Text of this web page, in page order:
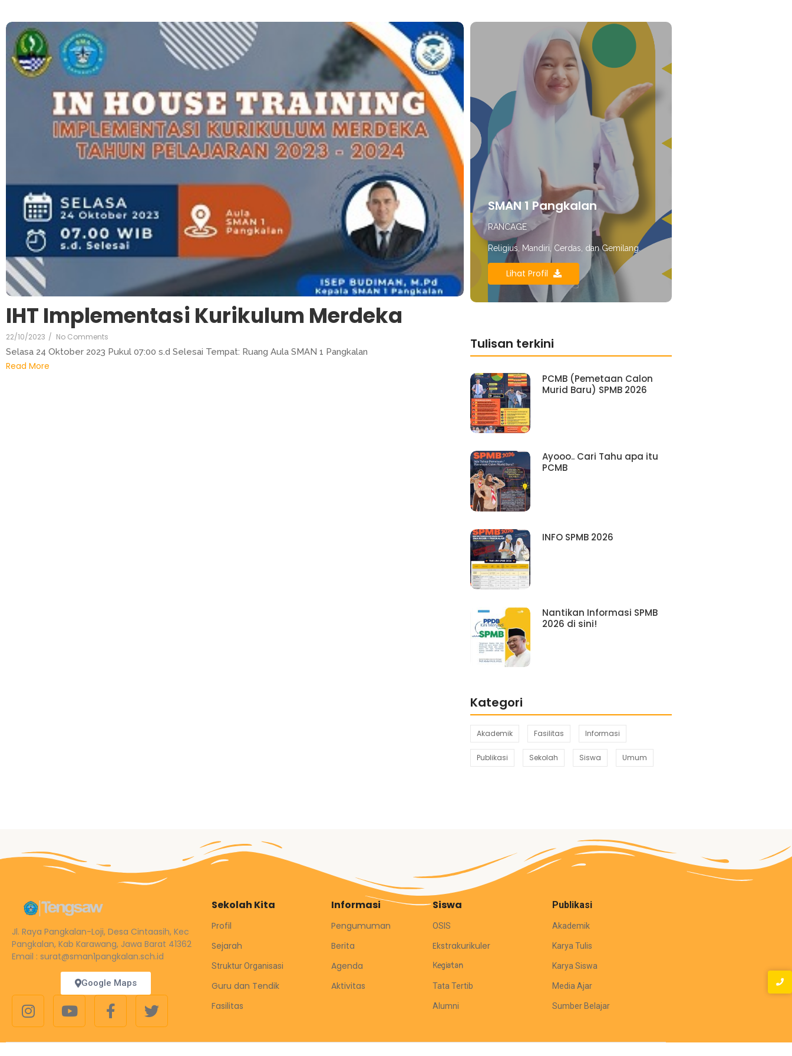
IHT Implementasi Kurikulum Merdeka
22/10/2023 / No Comments
Selasa 24 Oktober 2023 Pukul 07:00 s.d Selesai Tempat: Ruang Aula SMAN 1 Pangkalan
Read More
SMAN 1 Pangkalan
RANCAGE
Religius, Mandiri, Cerdas, dan Gemilang.
Lihat Profil
Tulisan terkini
PCMB (Pemetaan Calon
Murid Baru) SPMB 2026
Ayooo.. Cari Tahu apa itu
PCMB
INFO SPMB 2026
Nantikan Informasi SPMB
2026 di sini!
Kategori
Akademik Fasilitas Informasi
Publikasi Sekolah Siswa Umum
Jl. Raya Pangkalan-Loji, Desa Cintaasih, Kec
Pangkalan, Kab Karawang, Jawa Barat 41362
Email : surat@sman1pangkalan.sch.id
Google Maps
Sekolah Kita
Profil
Sejarah
Struktur Organisasi
Guru dan Tendik
Fasilitas
Informasi
Pengumuman
Berita
Agenda
Aktivitas
Siswa
OSIS
Ekstrakurikuler
Kegiatan
Tata Tertib
Alumni
Publikasi
Akademik
Karya Tulis
Karya Siswa
Media Ajar
Sumber Belajar